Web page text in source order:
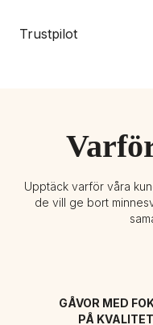
Trustpilot
Upptäck varför våra
de vill ge bort
GÅVOR MED
PÅ KVALITET